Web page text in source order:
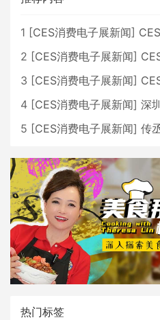
1 [CES消费电子展新闻] CES
2 [CES消费电子展新闻] CES
3 [CES消费电子展新闻] CES
4 [CES消费电子展新闻] 深圳
5 [CES消费电子展新闻] 传丞
热门标签